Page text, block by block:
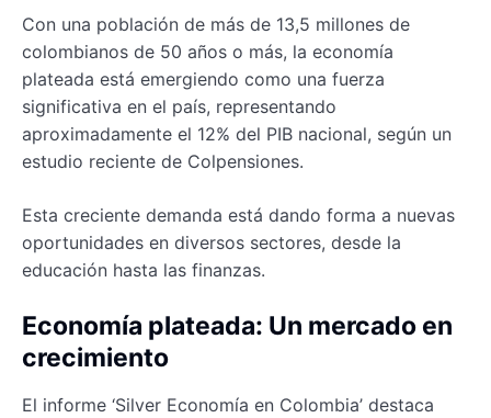
Con una población de más de 13,5 millones de
colombianos de 50 años o más, la economía
plateada está emergiendo como una fuerza
significativa en el país, representando
aproximadamente el 12% del PIB nacional, según un
estudio reciente de Colpensiones.
Esta creciente demanda está dando forma a nuevas
oportunidades en diversos sectores, desde la
educación hasta las finanzas.
Economía plateada: Un mercado en
crecimiento
El informe ‘Silver Economía en Colombia’ destaca